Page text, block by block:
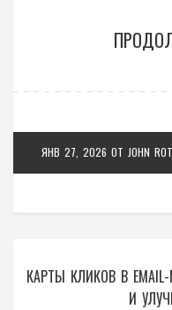
ЯНВ 27, 2026 ОТ JOHN
КАРТЫ КЛИКОВ В
И